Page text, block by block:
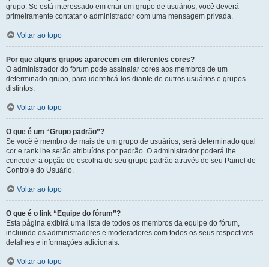
grupo. Se está interessado em criar um grupo de usuários, você deverá
primeiramente contatar o administrador com uma mensagem privada.
Voltar ao topo
Por que alguns grupos aparecem em diferentes cores?
O administrador do fórum pode assinalar cores aos membros de um
determinado grupo, para identificá-los diante de outros usuários e grupos
distintos.
Voltar ao topo
O que é um “Grupo padrão”?
Se você é membro de mais de um grupo de usuários, será determinado qual
cor e rank lhe serão atribuídos por padrão. O administrador poderá lhe
conceder a opção de escolha do seu grupo padrão através de seu Painel de
Controle do Usuário.
Voltar ao topo
O que é o link “Equipe do fórum”?
Esta página exibirá uma lista de todos os membros da equipe do fórum,
incluindo os administradores e moderadores com todos os seus respectivos
detalhes e informações adicionais.
Voltar ao topo